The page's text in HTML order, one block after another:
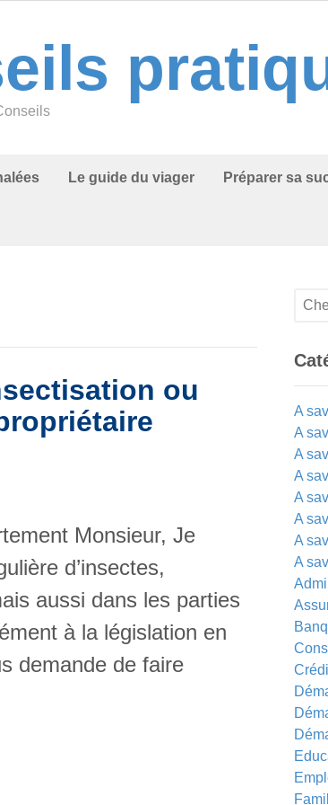
Le guide du viager Préparer sa
ou
Monsieur, Je
d’insectes,
aussi dans les parties
à la législation en
demande de faire
A
A
A
A
A
A
A
A